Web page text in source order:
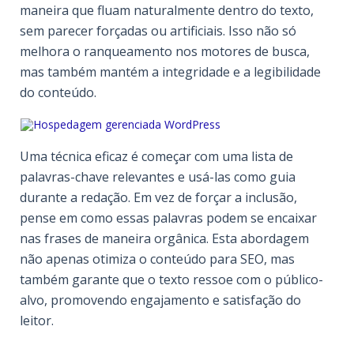
maneira que fluam naturalmente dentro do texto,
sem parecer forçadas ou artificiais. Isso não só
melhora o ranqueamento nos motores de busca,
mas também mantém a integridade e a legibilidade
do conteúdo.
Uma técnica eficaz é começar com uma lista de
palavras-chave relevantes e usá-las como guia
durante a redação. Em vez de forçar a inclusão,
pense em como essas palavras podem se encaixar
nas frases de maneira orgânica. Esta abordagem
não apenas otimiza o conteúdo para SEO, mas
também garante que o texto ressoe com o público-
alvo, promovendo engajamento e satisfação do
leitor.